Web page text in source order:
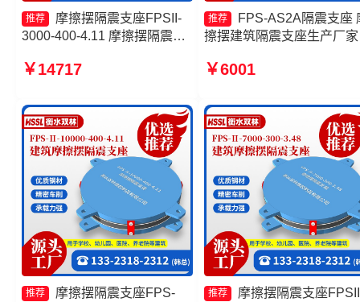
推荐
摩擦摆隔震支座FPSII-
3000-400-4.11 摩擦摆隔震支
定制源头工厂 建筑摩擦摆隔震
￥14717
推荐
FPS-AS2A隔震支座
擦摆建筑隔震支座生产厂
摆减隔震支座
￥6001
推荐
摩擦摆隔震支座FPS-
推荐
摩擦摆隔震支座